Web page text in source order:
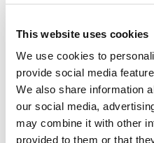
This website uses cookies
We use cookies to
provide social media
We also share information
our social media,
may combine it with other
provided to them or that
används App Analytics i
GDPR-efterlevnad
Läs Mirkas allmänna
https://www.mirka.com/